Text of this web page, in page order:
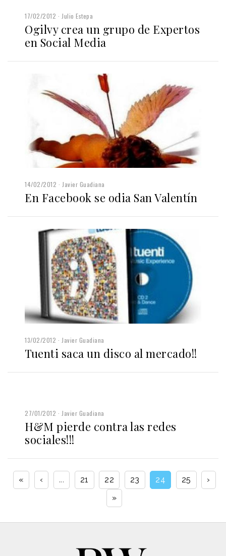
17/02/2012 Julio Estepa
Ogilvy crea un grupo de Expertos
en Social Media
14/02/2012 Javier Guadiana
En Facebook se odia San Valentín
13/02/2012 Javier Guadiana
Tuenti saca un disco al mercado!!
27/01/2012 Javier Guadiana
H&M pierde contra las redes
sociales!!!
« ‹ ... 21 22 23 24 25
›
»